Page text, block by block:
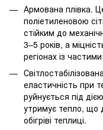
Армована плівка.
поліетиленовою
стійким до
3–5 років, а
регіонах із
еластичність при
руйнується під
утримує тепло, що
обігріві теплиці.